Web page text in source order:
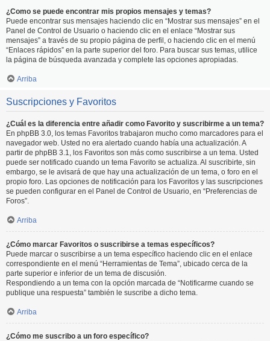
¿Como se puede encontrar mis propios mensajes y temas?
Puede encontrar sus mensajes haciendo clic en “Mostrar sus mensajes” en el
Panel de Control de Usuario o haciendo clic en el enlace “Mostrar sus
mensajes” a través de su propio página de perfil, o haciendo clic en el menú
“Enlaces rápidos” en la parte superior del foro. Para buscar sus temas, utilice
la página de búsqueda avanzada y complete las opciones apropiadas.
Arriba
Suscripciones y Favoritos
¿Cuál es la diferencia entre añadir como Favorito y suscribirme a un tema?
En phpBB 3.0, los temas Favoritos trabajaron mucho como marcadores para el
navegador web. Usted no era alertado cuando había una actualización. A
partir de phpBB 3.1, los Favoritos son más como suscribirse a un tema. Usted
puede ser notificado cuando un tema Favorito se actualiza. Al suscribirte, sin
embargo, se le avisará de que hay una actualización de un tema, o foro en el
propio foro. Las opciones de notificación para los Favoritos y las suscripciones
se pueden configurar en el Panel de Control de Usuario, en “Preferencias de
Foros”.
Arriba
¿Cómo marcar Favoritos o suscribirse a temas específicos?
Puede marcar o suscribirse a un tema específico haciendo clic en el enlace
correspondiente en el menú “Herramientas de Tema”, ubicado cerca de la
parte superior e inferior de un tema de discusión.
Respondiendo a un tema con la opción marcada de “Notificarme cuando se
publique una respuesta” también le suscribe a dicho tema.
Arriba
¿Cómo me suscribo a un foro específico?